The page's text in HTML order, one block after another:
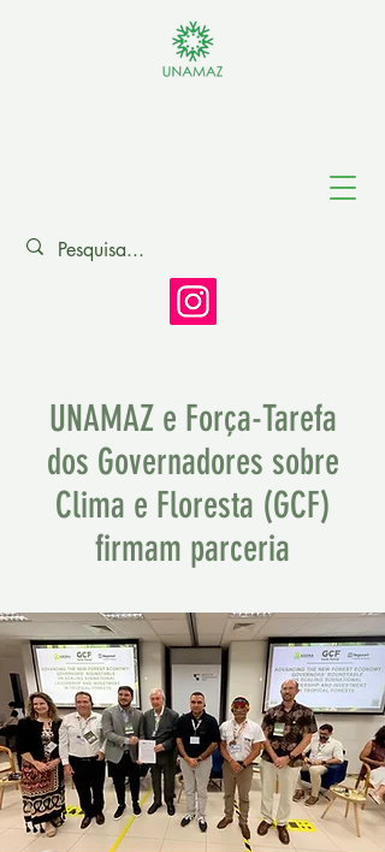
UNAMAZ e Força-Tarefa
dos Governadores sobre
Clima e Floresta (GCF)
firmam parceria